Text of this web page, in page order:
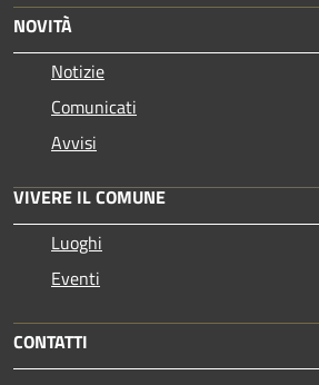
NOVITÀ
Notizie
Comunicati
Avvisi
VIVERE IL COMUNE
Luoghi
Eventi
CONTATTI